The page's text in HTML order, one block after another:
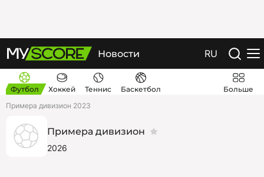
Новости RU
Футбол Хоккей Теннис Баскетбол
Больше
Примера дивизион 2023
Примера дивизион
2026